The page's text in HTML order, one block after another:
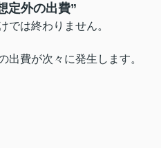
定外の出費”
では終わりません。
出費が次々に発生します。